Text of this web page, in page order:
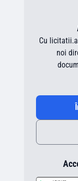
Cu
noi